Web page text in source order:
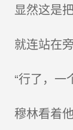
显然这是把
就连站在旁
“行了，一
穆林看着他